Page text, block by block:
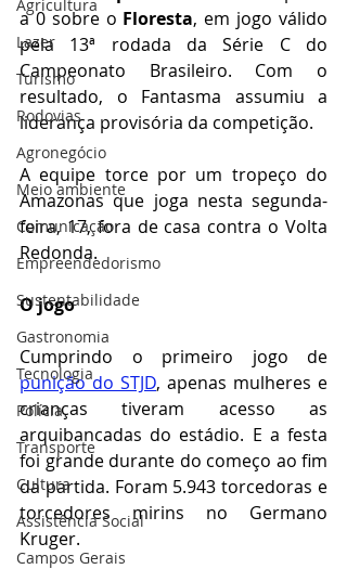
Agricultura
Lazer
Turismo
Rodovias
Agronegócio
Meio ambiente
Comunicação
Empreendedorismo
Sustentabilidade
Gastronomia
Tecnologia
Polícia
Transporte
Cultura
Assistência Social
Campos Gerais
a 0 sobre o Floresta, em jogo válido
pela 13ª rodada da Série C do
Campeonato Brasileiro. Com o
resultado, o Fantasma assumiu a
liderança provisória da competição.
A equipe torce por um tropeço do
Amazonas que joga nesta segunda-
feira, 17, fora de casa contra o Volta
Redonda.
O jogo
punição do STJD, apenas mulheres e
crianças tiveram acesso as
arquibancadas do estádio. E a festa
foi grande durante do começo ao fim
da partida. Foram 5.943 torcedoras e
torcedores mirins no Germano
Kruger.